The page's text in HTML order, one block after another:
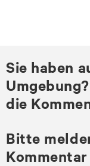
Sie haben
die
Bitte